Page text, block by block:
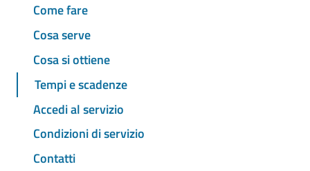
Come fare
Cosa serve
Cosa si ottiene
Tempi e scadenze
Accedi al servizio
Condizioni di servizio
Contatti